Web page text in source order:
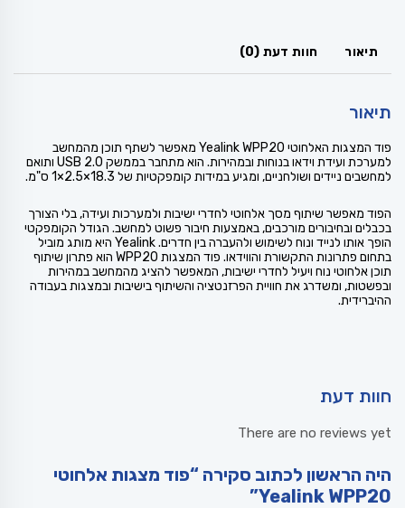
תיאור חוות דעת (0)
תיאור
פוד המצגות האלחוטי Yealink WPP20 מאפשר לשתף תוכן מהמחשב
למערכת ועידת וידאו בנוחות ובמהירות. הוא מתחבר בממשק USB 2.0 ותואם
למחשבים ניידים ושולחניים, ומגיע במידות קומפקטיות של 18.3×2.5×1 ס"מ.
הפוד מאפשר שיתוף מסך אלחוטי לחדרי ישיבות ולמערכות ועידה, בלי הצורך
בכבלים ובחיבורים מורכבים, באמצעות חיבור פשוט למחשב. הגודל הקומפקטי
הופך אותו לנייד ונוח לשימוש ולהעברה בין חדרים. Yealink היא מותג מוביל
בתחום פתרונות התקשורת והווידאו. פוד המצגות WPP20 הוא פתרון שיתוף
תוכן אלחוטי נוח ויעיל לחדרי ישיבות, המאפשר להציג מהמחשב במהירות
ובפשטות, ומשדרג את חוויית הפרזנטציה והשיתוף בישיבות ובמצגות בעבודה
ההיברידית.
חוות דעת
There are no reviews yet
היה הראשון לכתוב סקירה “פוד מצגות אלחוטי
Yealink WPP20”